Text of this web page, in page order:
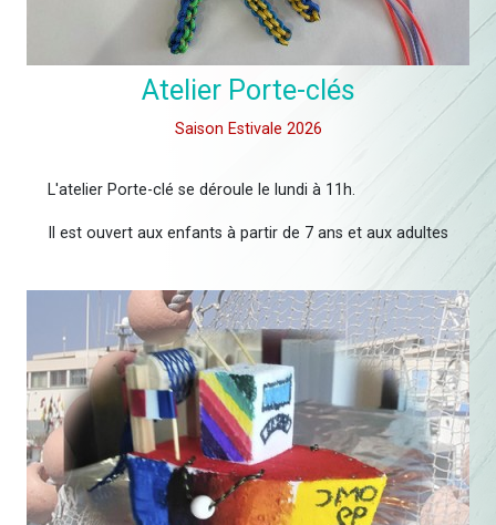
Atelier Porte-clés
Saison Estivale 2026
L'atelier Porte-clé se déroule le lundi à 11h.
Il est ouvert aux enfants à partir de 7 ans et aux adultes